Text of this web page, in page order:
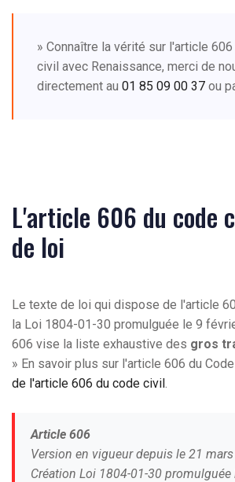
» Connaître la vérité sur l'article
civil avec Renaissance, merci de
directement au 01 85 09 00 37 ou
L'article 606 du code
de loi
Le texte de loi qui dispose de l'article
la Loi 1804-01-30 promulguée le 9
606 vise la liste exhaustive des gros
» En savoir plus sur l'article 606 du
de l'article 606 du code civil
Article 606
Version en vigueur depuis le 21
Création Loi 1804-01-30